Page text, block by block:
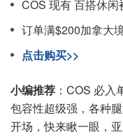
COS 现有 百搭休闲
订单满$200加拿大
点击购买>>
小编推荐 ：COS 必
包容性超级强，各种
开场，快来瞅一眼，